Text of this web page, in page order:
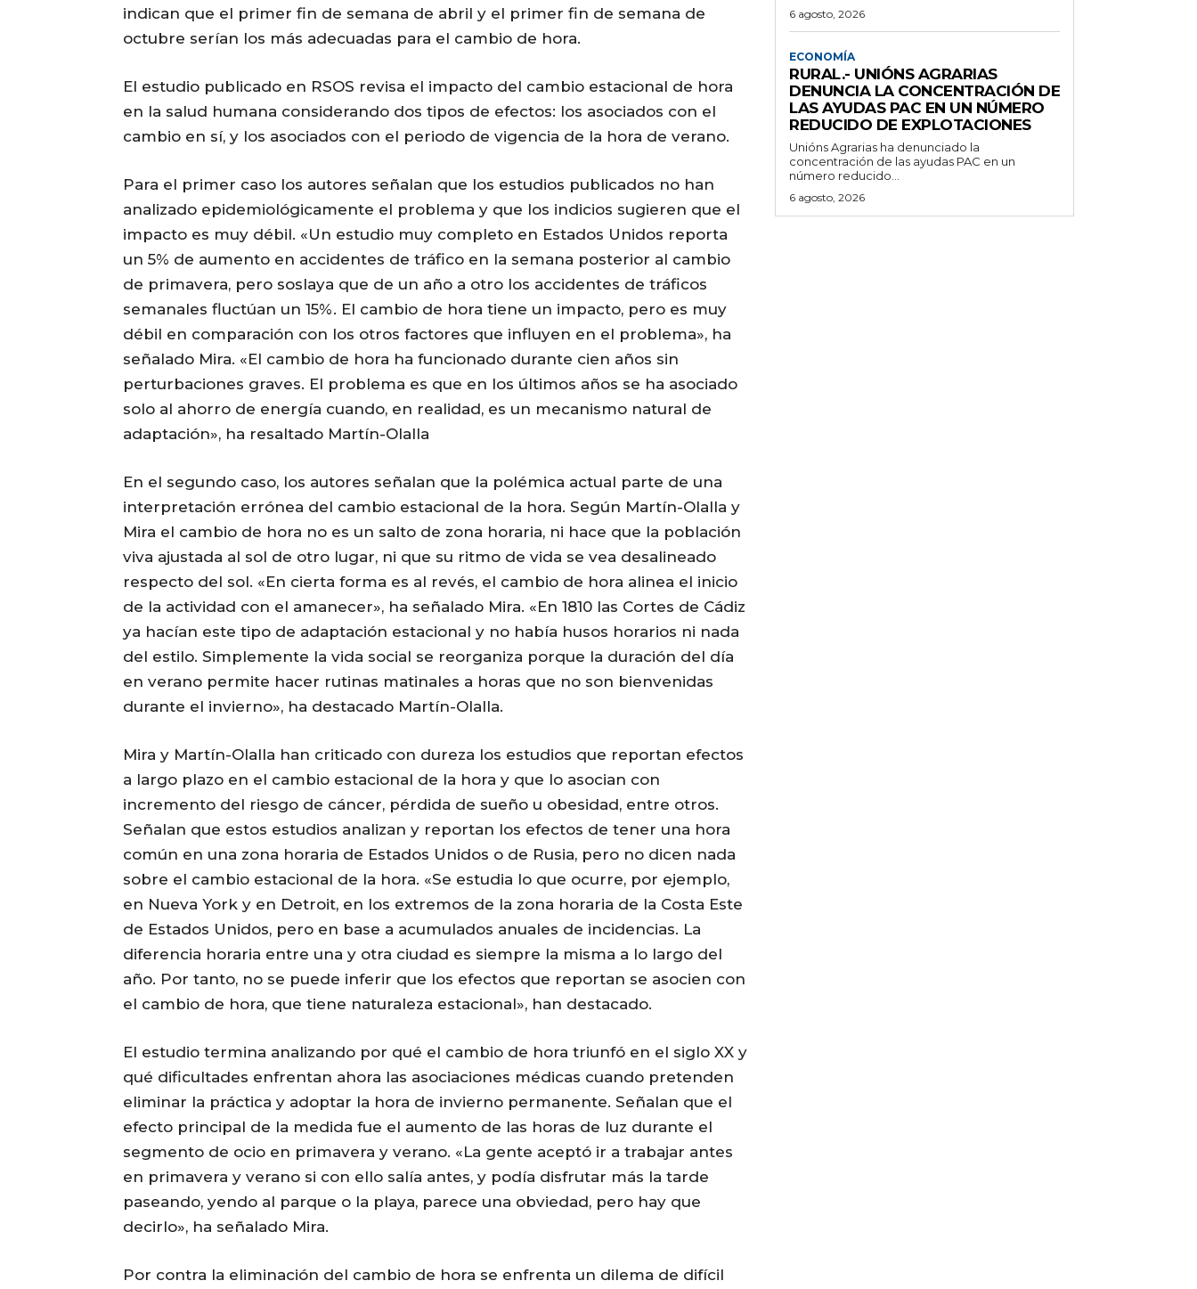
indican que el primer fin de semana de abril y el primer fin de semana de
octubre serían los más adecuadas para el cambio de hora.
El estudio publicado en RSOS revisa el impacto del cambio estacional de hora
en la salud humana considerando dos tipos de efectos: los asociados con el
cambio en sí, y los asociados con el periodo de vigencia de la hora de verano.
Para el primer caso los autores señalan que los estudios publicados no han
analizado epidemiológicamente el problema y que los indicios sugieren que el
impacto es muy débil. «Un estudio muy completo en Estados Unidos reporta
un 5% de aumento en accidentes de tráfico en la semana posterior al cambio
de primavera, pero soslaya que de un año a otro los accidentes de tráficos
semanales fluctúan un 15%. El cambio de hora tiene un impacto, pero es muy
débil en comparación con los otros factores que influyen en el problema», ha
señalado Mira. «El cambio de hora ha funcionado durante cien años sin
perturbaciones graves. El problema es que en los últimos años se ha asociado
solo al ahorro de energía cuando, en realidad, es un mecanismo natural de
adaptación», ha resaltado Martín-Olalla
En el segundo caso, los autores señalan que la polémica actual parte de una
interpretación errónea del cambio estacional de la hora. Según Martín-Olalla y
Mira el cambio de hora no es un salto de zona horaria, ni hace que la población
viva ajustada al sol de otro lugar, ni que su ritmo de vida se vea desalineado
respecto del sol. «En cierta forma es al revés, el cambio de hora alinea el inicio
de la actividad con el amanecer», ha señalado Mira. «En 1810 las Cortes de Cádiz
ya hacían este tipo de adaptación estacional y no había husos horarios ni nada
del estilo. Simplemente la vida social se reorganiza porque la duración del día
en verano permite hacer rutinas matinales a horas que no son bienvenidas
durante el invierno», ha destacado Martín-Olalla.
Mira y Martín-Olalla han criticado con dureza los estudios que reportan efectos
a largo plazo en el cambio estacional de la hora y que lo asocian con
incremento del riesgo de cáncer, pérdida de sueño u obesidad, entre otros.
Señalan que estos estudios analizan y reportan los efectos de tener una hora
común en una zona horaria de Estados Unidos o de Rusia, pero no dicen nada
sobre el cambio estacional de la hora. «Se estudia lo que ocurre, por ejemplo,
en Nueva York y en Detroit, en los extremos de la zona horaria de la Costa Este
de Estados Unidos, pero en base a acumulados anuales de incidencias. La
diferencia horaria entre una y otra ciudad es siempre la misma a lo largo del
año. Por tanto, no se puede inferir que los efectos que reportan se asocien con
el cambio de hora, que tiene naturaleza estacional», han destacado.
El estudio termina analizando por qué el cambio de hora triunfó en el siglo XX y
qué dificultades enfrentan ahora las asociaciones médicas cuando pretenden
eliminar la práctica y adoptar la hora de invierno permanente. Señalan que el
efecto principal de la medida fue el aumento de las horas de luz durante el
segmento de ocio en primavera y verano. «La gente aceptó ir a trabajar antes
en primavera y verano si con ello salía antes, y podía disfrutar más la tarde
paseando, yendo al parque o la playa, parece una obviedad, pero hay que
decirlo», ha señalado Mira.
Por contra la eliminación del cambio de hora se enfrenta un dilema de difícil
6 agosto, 2026
ECONOMÍA
RURAL.- UNIÓNS AGRARIAS
DENUNCIA LA CONCENTRACIÓN DE
LAS AYUDAS PAC EN UN NÚMERO
REDUCIDO DE EXPLOTACIONES
Unións Agrarias ha denunciado la
concentración de las ayudas PAC en un
número reducido...
6 agosto, 2026